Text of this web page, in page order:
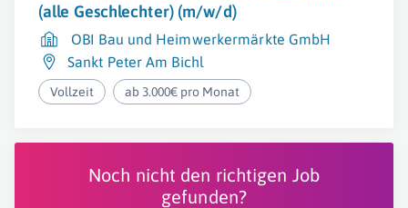
(alle Geschlechter) (m/w/d)
OBI Bau und Heimwerkermärkte GmbH
Sankt Peter Am Bichl
Vollzeit ab 3.000€ pro Monat
Noch nicht den richtigen Job
gefunden?